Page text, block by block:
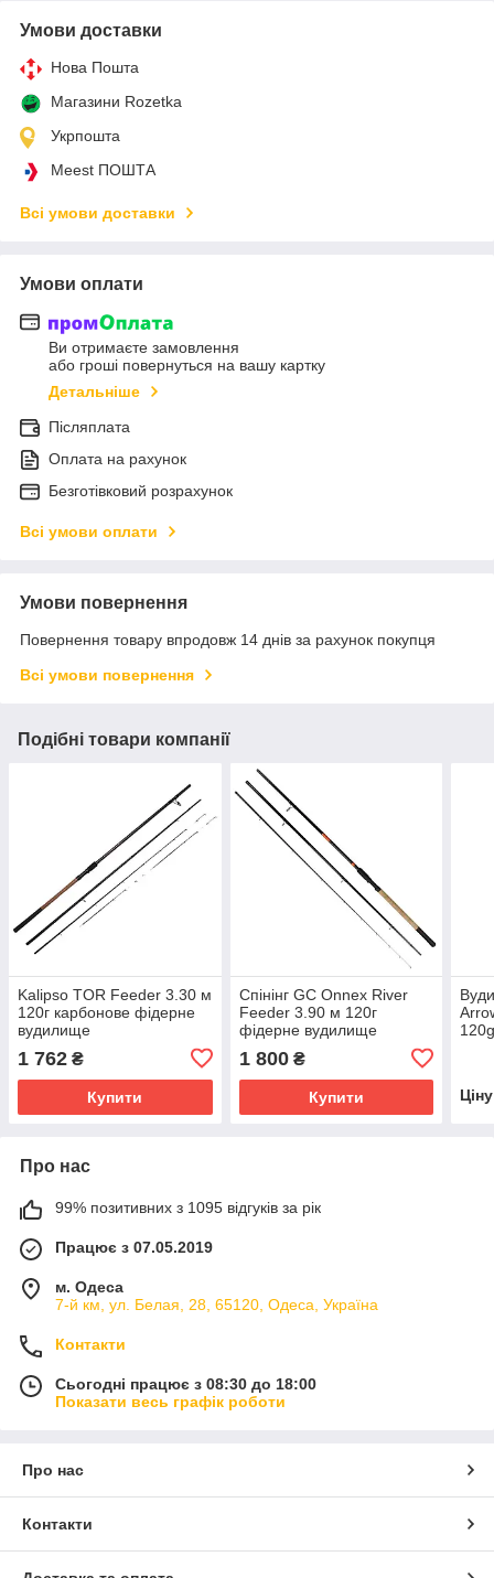
Умови доставки
Нова Пошта
Магазини Rozetka
Укрпошта
Meest ПОШТА
Всі умови доставки
Умови оплати
Ви отримаєте замовлення
або гроші повернуться на вашу картку
Детальніше
Післяплата
Оплата на рахунок
Безготівковий розрахунок
Всі умови оплати
Умови повернення
Повернення товару впродовж 14 днів за рахунок покупця
Всі умови повернення
Подібні товари компанії
Kalipso TOR Feeder 3.30 м
120г карбонове фідерне
вудилище
1 762 ₴
Купити
Спінінг GC Onnex River
Feeder 3.90 м 120г
фідерне вудилище
1 800₴
Купити
Про нас
99% позитивних з 1095 відгуків за рік
Працює з 07.05.2019
м. Одеса
7-й км, ул. Белая, 28, 65120, Одеса, Україна
Контакти
Сьогодні працює з 08:30 до 18:00
Показати весь графік роботи
Про нас
Контакти